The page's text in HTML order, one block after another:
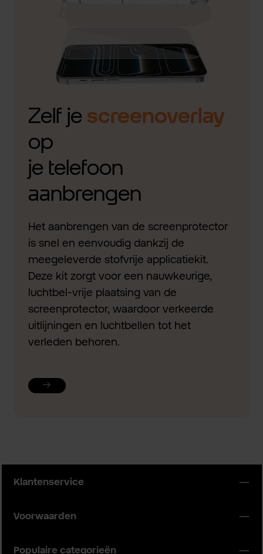
Zelf je screenoverlay
op
je telefoon
aanbrengen
Het aanbrengen van de screenprotector
is snel en eenvoudig dankzij de
meegeleverde stofvrije applicatiekit.
Deze kit zorgt voor een nauwkeurige,
luchtbel-vrije plaatsing van de
screenprotector, waardoor verkeerde
uitlijningen en luchtbellen tot het
verleden behoren.
Klantenservice
Voorwaarden
Populaire categorieën